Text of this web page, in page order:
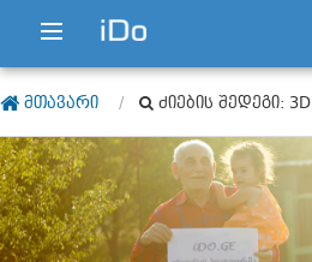
ᲛᲗᲐᲕᲐᲠᲘ ᲫᲘᲔᲑᲘᲡ ᲨᲔᲓᲔᲒᲘ: 3D